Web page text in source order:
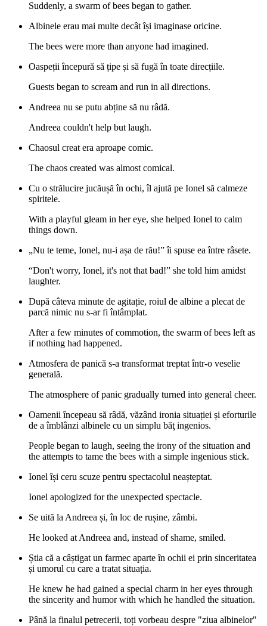
Suddenly, a swarm of bees began to gather.
Albinele erau mai multe decât își imaginase oricine.
The bees were more than anyone had imagined.
Oaspeții începură să țipe și să fugă în toate direcțiile.
Guests began to scream and run in all directions.
Andreea nu se putu abține să nu râdă.
Andreea couldn't help but laugh.
Chaosul creat era aproape comic.
The chaos created was almost comical.
Cu o strălucire jucăușă în ochi, îl ajută pe Ionel să calmeze
spiritele.
With a playful gleam in her eye, she helped Ionel to calm
things down.
„Nu te teme, Ionel, nu-i așa de rău!” îi spuse ea între râsete.
“Don't worry, Ionel, it's not that bad!” she told him amidst
laughter.
După câteva minute de agitație, roiul de albine a plecat de
parcă nimic nu s-ar fi întâmplat.
After a few minutes of commotion, the swarm of bees left as
if nothing had happened.
Atmosfera de panică s-a transformat treptat într-o veselie
generală.
The atmosphere of panic gradually turned into general cheer.
Oamenii începeau să râdă, văzând ironia situației și eforturile
de a îmblânzi albinele cu un simplu băţ ingenios.
People began to laugh, seeing the irony of the situation and
the attempts to tame the bees with a simple ingenious stick.
Ionel își ceru scuze pentru spectacolul neașteptat.
Ionel apologized for the unexpected spectacle.
Se uită la Andreea și, în loc de rușine, zâmbi.
He looked at Andreea and, instead of shame, smiled.
Știa că a câștigat un farmec aparte în ochii ei prin sinceritatea
și umorul cu care a tratat situația.
He knew he had gained a special charm in her eyes through
the sincerity and humor with which he handled the situation.
Până la finalul petrecerii, toți vorbeau despre "ziua albinelor"